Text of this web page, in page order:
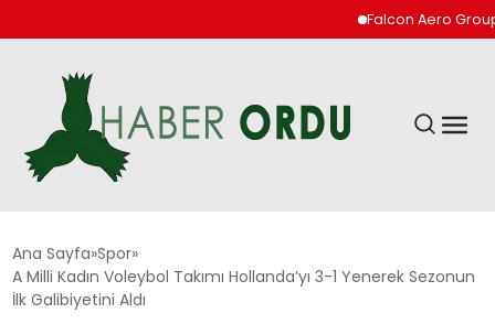
Falcon Aero Group,
GÜNDEM
DÜNYA
Ana Sayfa Spor
A Milli Kadın Voleybol Takımı Hollanda’yı 3-1 Yenerek Sezonun
İlk Galibiyetini Aldı